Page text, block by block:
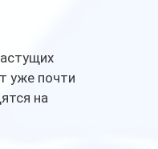
уже почти
на